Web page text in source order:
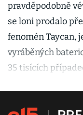
pravděpodobně
se loni prodalo
fenomén Taycan,
vyráběných
35 tisících